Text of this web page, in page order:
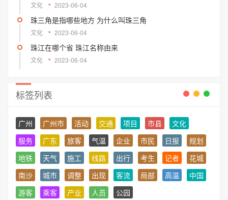
文化 2023-06-04
珠三角是指哪些地方 为什么叫珠三角
文化 2023-06-04
珠江在哪个省 珠江名称由来
文化 2023-06-04
标签列表
广州 广州市 活动 交通 项目 市县
文化
服务
广东 旅客 气温 企业 市民 日报
规划
地铁
天气 施工 线路 出行 考生 记者
花城
南沙
城市 调整 出现 客流 局部 高温
中国
游客
乘客 产业 人员 公园